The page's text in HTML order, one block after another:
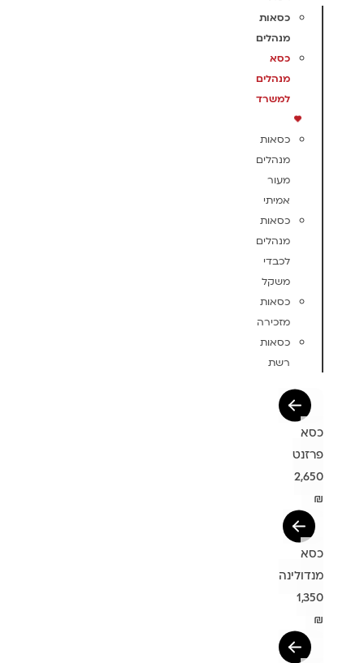
כסאות
מנהלים
כסא
מנהלים
למשרד
כסאות
מנהלים
מעור
אמיתי
כסאות
מנהלים
לכבדי
משקל
כסאות
מזכירה
כסאות
רשת
כסא
פרזנט
2,650
₪
כסא
מנדולינה
1,350
₪